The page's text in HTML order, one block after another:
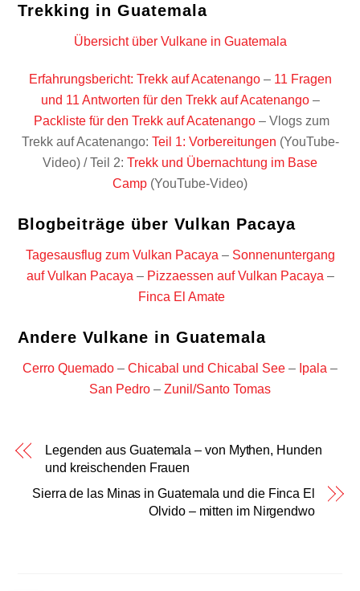
Trekking in Guatemala
Übersicht über Vulkane in Guatemala
Erfahrungsbericht: Trekk auf Acatenango– 11 Fragen
und 11 Antworten für den Trekk auf Acatenango–
Packliste für den Trekk auf Acatenango – Vlogs zum
Trekk auf Acatenango: Teil 1: Vorbereitungen (YouTube-
Video) / Teil 2: Trekk und Übernachtung im Base
Camp (YouTube-Video)
Blogbeiträge über Vulkan Pacaya
Tagesausflug zum Vulkan Pacaya – Sonnenuntergang
auf Vulkan Pacaya – Pizzaessen auf Vulkan Pacaya –
Finca El Amate
Andere Vulkane in Guatemala
Cerro Quemado – Chicabal und Chicabal See – Ipala –
San Pedro – Zunil/Santo Tomas
Legenden aus Guatemala – von Mythen, Hunden
und kreischenden Frauen
Sierra de las Minas in Guatemala und die Finca El
Olvido – mitten im Nirgendwo